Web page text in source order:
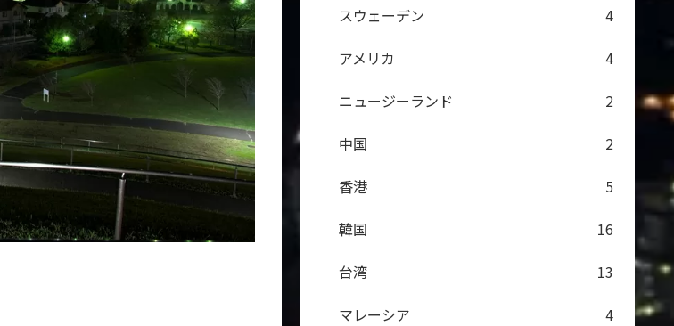
スウェーデン
4
アメリカ
4
ニュージーランド
2
中国
2
香港
5
韓国
16
台湾
13
マレーシア
4